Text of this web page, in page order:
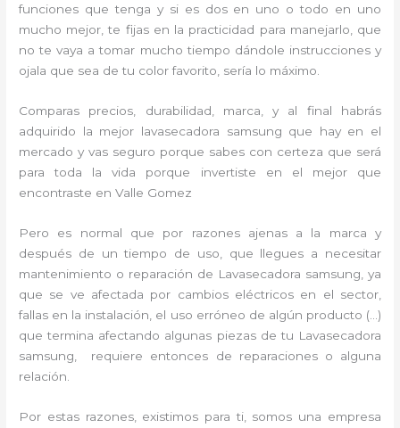
funciones que tenga y si es dos en uno o todo en uno
mucho mejor, te fijas en la practicidad para manejarlo, que
no te vaya a tomar mucho tiempo dándole instrucciones y
ojala que sea de tu color favorito, sería lo máximo.
Comparas precios, durabilidad, marca, y al final habrás
adquirido la mejor lavasecadora samsung que hay en el
mercado y vas seguro porque sabes con certeza que será
para toda la vida porque invertiste en el mejor que
encontraste en Valle Gomez
Pero es normal que por razones ajenas a la marca y
después de un tiempo de uso, que llegues a necesitar
mantenimiento o reparación de Lavasecadora samsung, ya
que se ve afectada por cambios eléctricos en el sector,
fallas en la instalación, el uso erróneo de algún producto (…)
que termina afectando algunas piezas de tu Lavasecadora
samsung, requiere entonces de reparaciones o alguna
relación.
Por estas razones, existimos para ti, somos una empresa